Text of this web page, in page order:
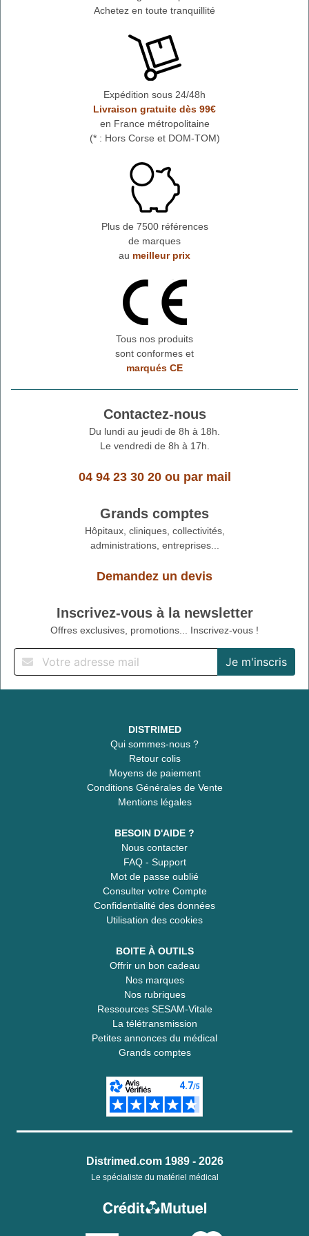
Achetez en toute tranquillité
Expédition sous 24/48h
Livraison gratuite dès 99€
en France métropolitaine
(* : Hors Corse et DOM-TOM)
Plus de 7500 références
de marques
au meilleur prix
Tous nos produits
sont conformes et
marqués CE
Contactez-nous
Du lundi au jeudi de 8h à 18h.
Le vendredi de 8h à 17h.
04 94 23 30 20ou par mail
Grands comptes
Hôpitaux, cliniques, collectivités,
administrations, entreprises...
Demandez un devis
Inscrivez-vous à la newsletter
Offres exclusives, promotions... Inscrivez-vous !
DISTRIMED
Qui sommes-nous ?
Retour colis
Moyens de paiement
Conditions Générales de Vente
Mentions légales
BESOIN D'AIDE ?
Nous contacter
FAQ - Support
Mot de passe oublié
Consulter votre Compte
Confidentialité des données
Utilisation des cookies
BOITE À OUTILS
Offrir un bon cadeau
Nos marques
Nos rubriques
Ressources SESAM-Vitale
La télétransmission
Petites annonces du médical
Grands comptes
Distrimed.com 1989 - 2026
Le spécialiste du matériel médical